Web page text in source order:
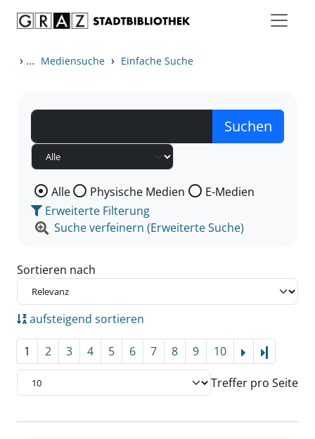
› ... Mediensuche › Einfache Suche
Wählen Sie die Medienart nach der Sie suchen wollen.
Alle Physische Medien
E-Medien
Erweiterte Filterung
Suche verfeinern (Erweiterte Suche)
Sortieren nach
aufsteigend sortieren
1 2 3 4 5 6 7 8 9 10
Treffer pro Seite